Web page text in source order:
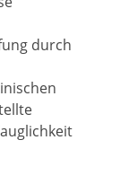
durch